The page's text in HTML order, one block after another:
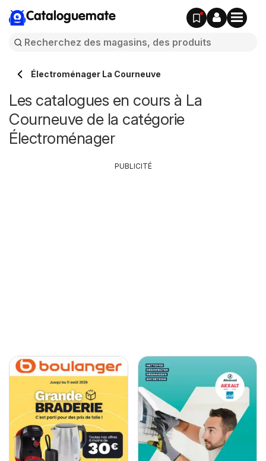
Cataloguemate
Électroménager La Courneuve
Les catalogues en cours à La
Courneuve de la catégorie
Électroménager
PUBLICITÉ